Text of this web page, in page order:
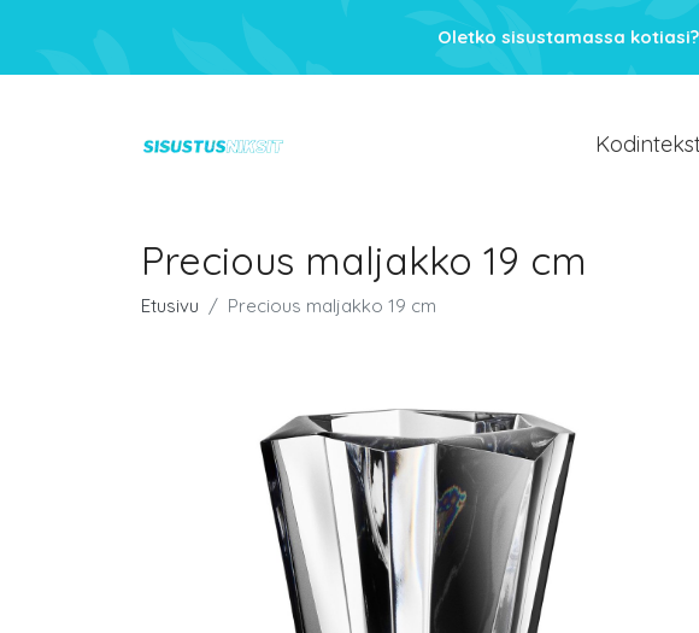
Oletko sisustamassa kotiasi?
Precious maljakko 19 cm
Etusivu Precious maljakko 19 cm